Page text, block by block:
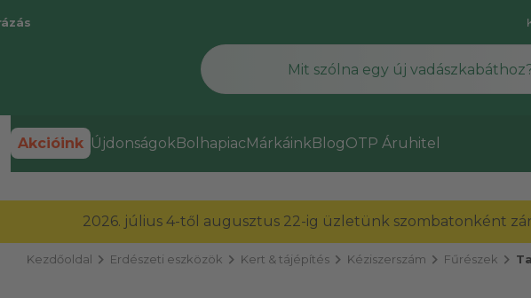
Akcióink ÚjdonságokBolhapiacMárkáinkBlogOTP Áruhitel
2026. július 4-től augusztus 22-ig üzletünk szombatonként
Kezdőoldal chevron_right Erdészeti eszközök chevron_right Kert & tájépítés chevron_right Kéziszerszám chevron_right Fűrészek chevron_right